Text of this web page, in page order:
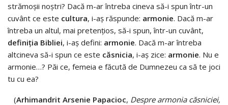
strămoşii noştri? Dacă m-ar întreba cineva să-i spun într-un
cuvânt ce este cultura, i-aş răspunde: armonie. Dacă m-ar
întreba un altul, mai pretenţios, să-i spun, într-un cuvânt,
definiţia Bibliei, i-aş defini: armonie. Dacă m-ar întreba
altcineva să-i spun ce este căsnicia, i-aş zice: armonie. Nu e
armonie…? Păi ce, femeia e făcută de Dumnezeu ca să te joci
tu cu ea?
(Arhimandrit Arsenie Papacioc, Despre armonia căsniciei,